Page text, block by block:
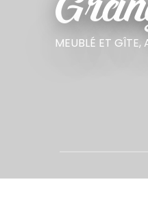
MEUBLÉ ET GÎTE,